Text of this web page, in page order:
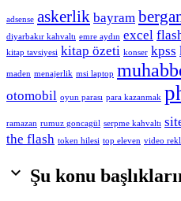
adsense askerlik bayram
diyarbakır kahvaltı emre aydın excel
kitap tavsiyesi kitap özeti konser kpss
maden menajerlik msi laptop
otomobil oyun parası para kazanmak
ramazan rumuz goncagül serpme kahvaltı
the flash token hilesi top eleven video
 Şu konu